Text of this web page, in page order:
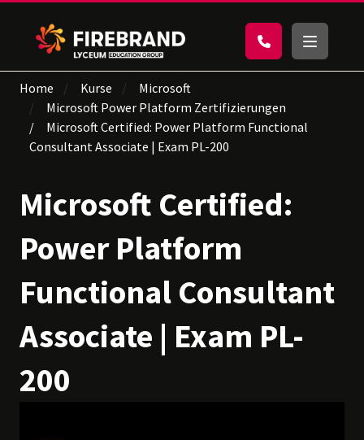
Home Kurse
Microsoft
Microsoft Power Platform Zertifizierungen
Microsoft Certified: Power Platform Functional
Consultant Associate | Exam PL-200
Microsoft Certified:
Power Platform
Functional Consultant
Associate | Exam PL-
200